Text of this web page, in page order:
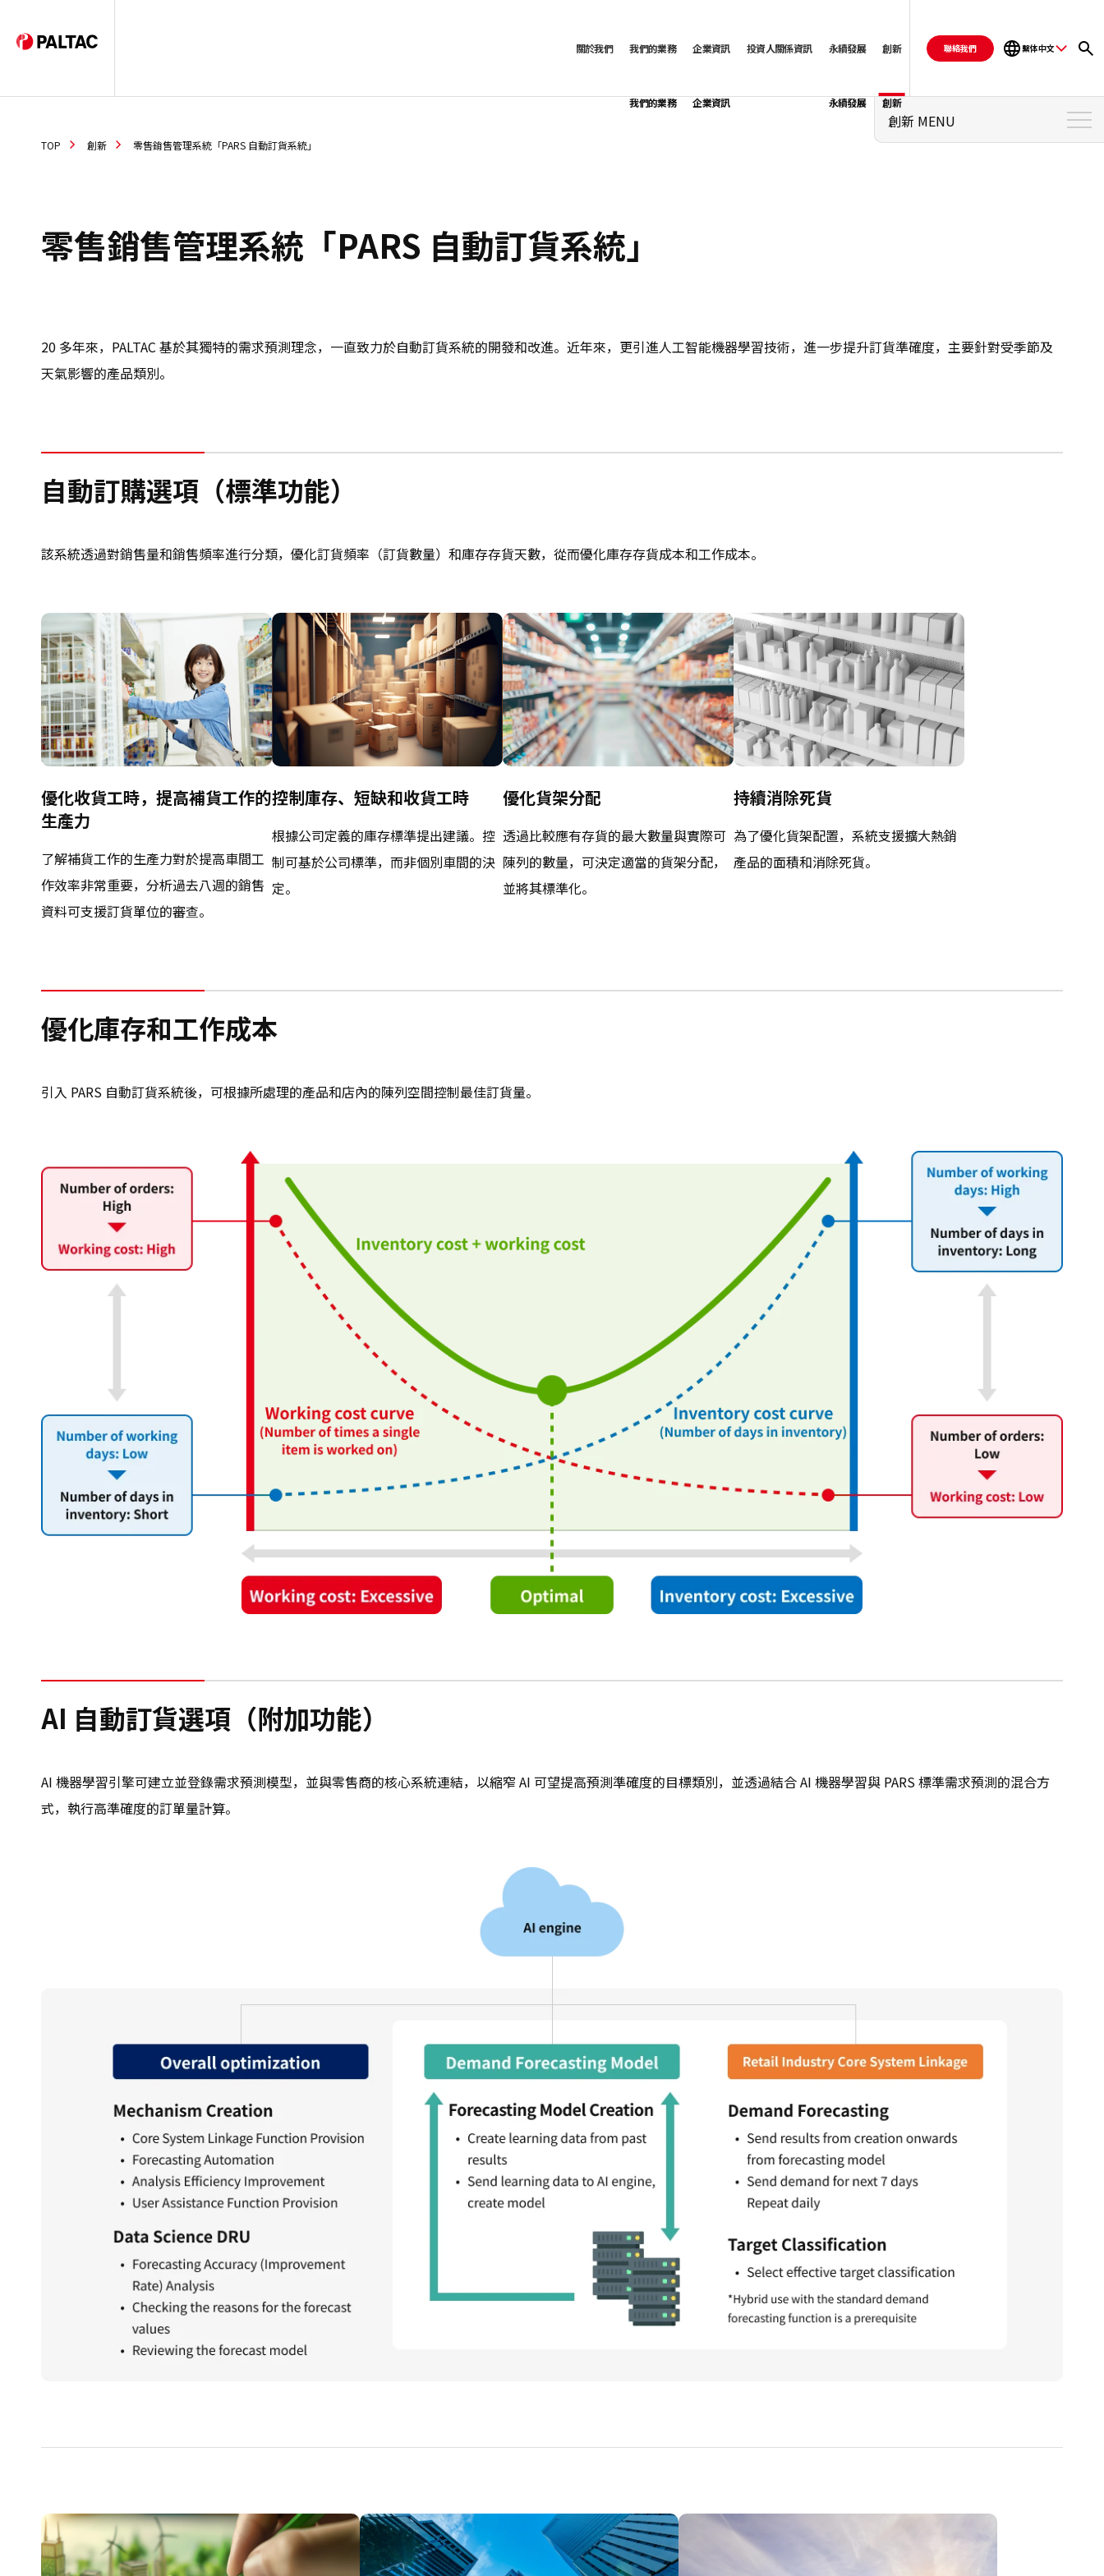
關於我們 我們的業務
我們的業務
企業資訊
企業資訊
投資人關係資訊 永續發展
永續發展
創新
創新
聯絡我們 繫体中文
創新 MENU
收貨及訂貨系統「SLIM」
TOP 創新 零售銷售管理系統「PARS 自動訂貨系統」
零售銷售管理系統「PARS 自動訂貨系統」
20 多年來，PALTAC 基於其獨特的需求預測理念，一直致力於自動訂貨系統的開發和改進。近年來，更引進人工智能機器學習技術，進一步提升訂貨準確度，主要針對受季節及
天氣影響的產品類別。
自動訂購選項（標準功能）
該系統透過對銷售量和銷售頻率進行分類，優化訂貨頻率（訂貨數量）和庫存存貨天數，從而優化庫存存貨成本和工作成本。
優化收貨工時，提高補貨工作的
生產力
了解補貨工作的生產力對於提高車間工
作效率非常重要，分析過去八週的銷售
資料可支援訂貨單位的審查。
控制庫存、短缺和收貨工時
根據公司定義的庫存標準提出建議。控
制可基於公司標準，而非個別車間的決
定。
優化貨架分配
透過比較應有存貨的最大數量與實際可
陳列的數量，可決定適當的貨架分配，
並將其標準化。
持續消除死貨
為了優化貨架配置，系統支援擴大熱銷
產品的面積和消除死貨。
優化庫存和工作成本
引入 PARS 自動訂貨系統後，可根據所處理的產品和店內的陳列空間控制最佳訂貨量。
AI 自動訂貨選項（附加功能）
AI 機器學習引擎可建立並登錄需求預測模型，並與零售商的核心系統連結，以縮窄 AI 可望提高預測準確度的目標類別，並透過結合 AI 機器學習與 PARS 標準需求預測的混合方
式，執行高準確度的訂單量計算。